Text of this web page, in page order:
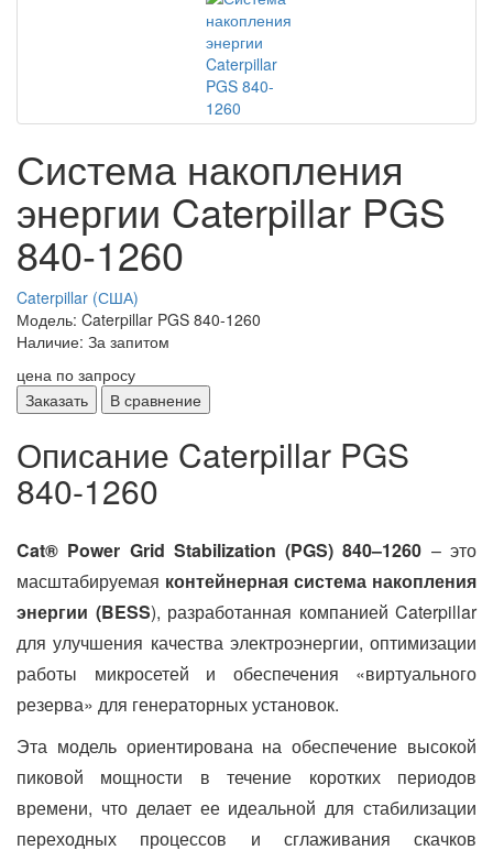
Система накопления
энергии Caterpillar PGS
840-1260
Caterpillar (США)
Модель: Caterpillar PGS 840-1260
Наличие: За запитом
цена по запросу
Заказать
В сравнение
Описание Caterpillar PGS
840-1260
Cat® Power Grid Stabilization (PGS) 840–1260 – это
масштабируемая контейнерная система накопления
энергии (BESS), разработанная компанией Caterpillar
для улучшения качества электроэнергии, оптимизации
работы микросетей и обеспечения «виртуального
резерва» для генераторных установок.
Эта модель ориентирована на обеспечение высокой
пиковой мощности в течение коротких периодов
времени, что делает ее идеальной для стабилизации
переходных процессов и сглаживания скачков